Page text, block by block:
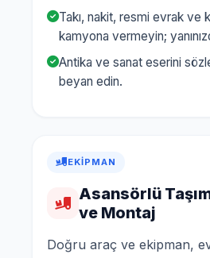
Takı, nakit, resmi evrak ve
kamyona vermeyin;
Antika ve sanat eserini
beyan edin.
EKIPMAN
Asansörlü
ve Montaj
Doğru araç ve ekipman,